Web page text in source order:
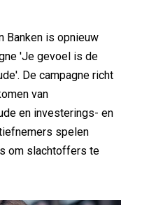
Banken is opnieuw
'Je gevoel is de
De campagne richt
van
en investerings- en
spelen
om slachtoffers te